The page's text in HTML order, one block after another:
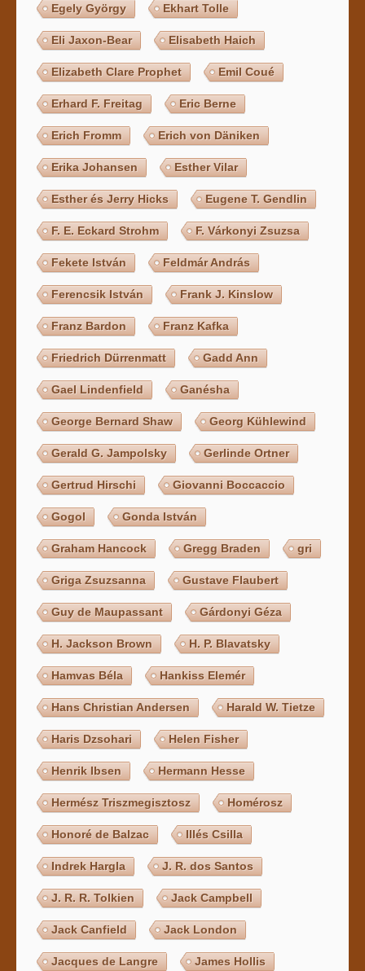
Egely György Ekhart Tolle
Eli Jaxon-Bear Elisabeth Haich
Elizabeth Clare Prophet Emil Coué
Erhard F. Freitag Eric Berne
Erich Fromm Erich von Däniken
Erika Johansen Esther Vilar
Esther és Jerry Hicks Eugene T. Gendlin
F. E. Eckard Strohm F. Várkonyi Zsuzsa
Fekete István Feldmár András
Ferencsik István Frank J. Kinslow
Franz Bardon Franz Kafka
Friedrich Dürrenmatt Gadd Ann
Gael Lindenfield Ganésha
George Bernard Shaw Georg Kühlewind
Gerald G. Jampolsky Gerlinde Ortner
Gertrud Hirschi Giovanni Boccaccio
Gogol Gonda István
Graham Hancock Gregg Braden gri
Griga Zsuzsanna Gustave Flaubert
Guy de Maupassant Gárdonyi Géza
H. Jackson Brown H. P. Blavatsky
Hamvas Béla Hankiss Elemér
Hans Christian Andersen Harald W. Tietze
Haris Dzsohari Helen Fisher
Henrik Ibsen Hermann Hesse
Hermész Triszmegisztosz Homérosz
Honoré de Balzac Illés Csilla
Indrek Hargla J. R. dos Santos
J. R. R. Tolkien Jack Campbell
Jack Canfield Jack London
Jacques de Langre James Hollis